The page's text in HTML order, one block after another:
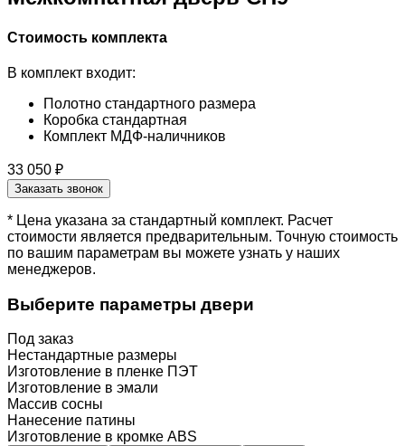
Стоимость комплекта
В комплект входит:
Полотно стандартного размера
Коробка стандартная
Комплект МДФ-наличников
33 050 ₽
Заказать звонок
* Цена указана за стандартный комплект. Расчет
стоимости является предварительным. Точную стоимость
по вашим параметрам вы можете узнать у наших
менеджеров.
Выберите параметры двери
Под заказ
Нестандартные размеры
Изготовление в пленке ПЭТ
Изготовление в эмали
Массив сосны
Нанесение патины
Изготовление в кромке ABS